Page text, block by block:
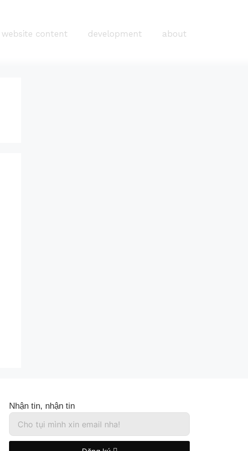
website content development about
Nhận tin, nhận tin